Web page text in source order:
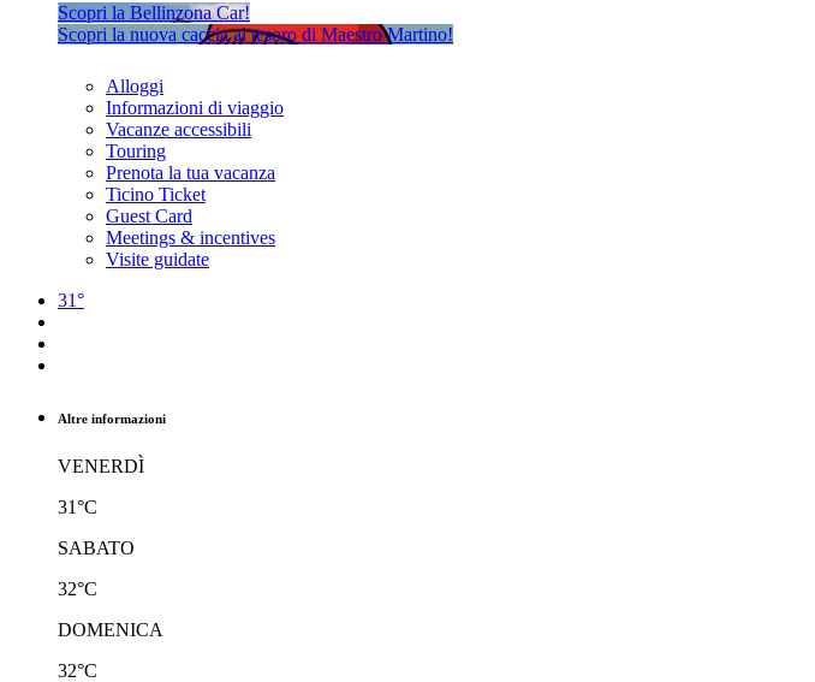
Scopri la Bellinzona Car!
Scopri la nuova caccia al tesoro di Maestro Martino!
Alloggi
Informazioni di viaggio
Vacanze accessibili
Touring
Prenota la tua vacanza
Ticino Ticket
Guest Card
Meetings & incentives
Visite guidate
31°
Altre informazioni
VENERDÌ
31°C
SABATO
32°C
DOMENICA
32°C